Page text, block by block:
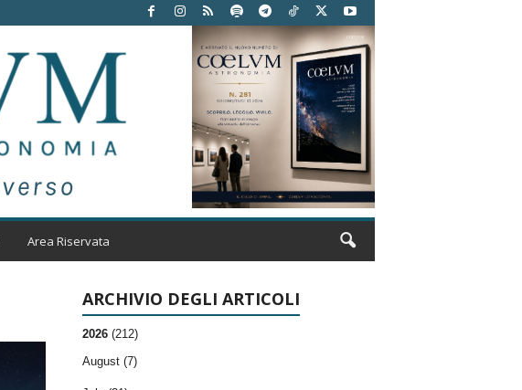
Area Riservata
ARCHIVIO DEGLI ARTICOLI
2026 (212)
August (7)